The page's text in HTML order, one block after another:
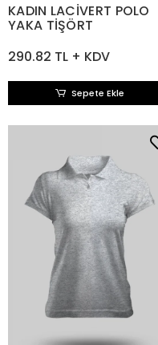
KADIN LACİVERT POLO
YAKA TİŞÖRT
290.82 TL + KDV
Sepete Ekle